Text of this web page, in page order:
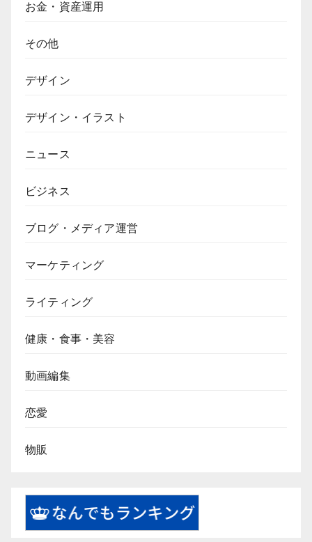
お金・資産運用
その他
デザイン
デザイン・イラスト
ニュース
ビジネス
ブログ・メディア運営
マーケティング
ライティング
健康・食事・美容
動画編集
恋愛
物販